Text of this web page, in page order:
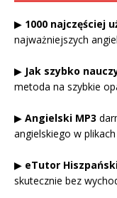
▶ 1000 najczęściej
najważniejszych
▶ Jak szybko
metoda na szybkie
▶ Angielski MP3
angielskiego w
▶ eTutor
skutecznie bez